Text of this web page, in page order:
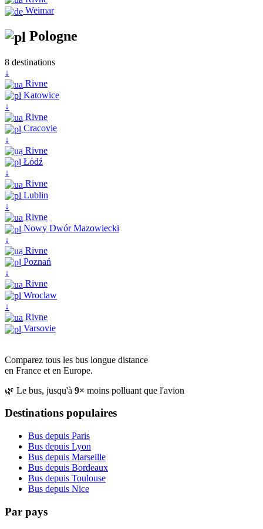
Weimar
Pologne
8 destinations
↓
Rivne
Katowice
↓
Rivne
Cracovie
↓
Rivne
Łódź
↓
Rivne
Lublin
↓
Rivne
Nowy Dwór Mazowiecki
↓
Rivne
Poznań
↓
Rivne
Wroclaw
↓
Rivne
Varsovie
Comparez tous les bus longue distance
en France et en Europe.
🌿 Le bus, jusqu'à 9× moins polluant que l'avion
Destinations populaires
Bus depuis Paris
Bus depuis Lyon
Bus depuis Marseille
Bus depuis Bordeaux
Bus depuis Toulouse
Bus depuis Nice
Par pays